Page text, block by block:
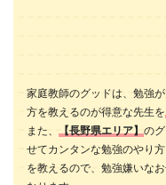
家庭教師のグッドは、勉強
方を教えるのが得意な先生を
また、
【長野県エリア】 の
せてカンタンな勉強のやり
を教えるので、勉強嫌いな